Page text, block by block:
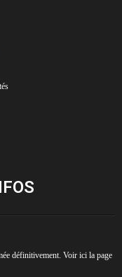
définitivement. Voir ici la page